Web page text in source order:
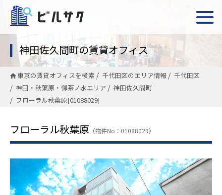
神田佐久間町の賃貸オフィス
東京の賃貸オフィスを検索 千代田区のエリア情報
千代田区
神田・秋葉原・御茶ノ水エリア
神田佐久間町
フローラル秋葉原[01088029]
フローラル秋葉原 （物件No：01088029）